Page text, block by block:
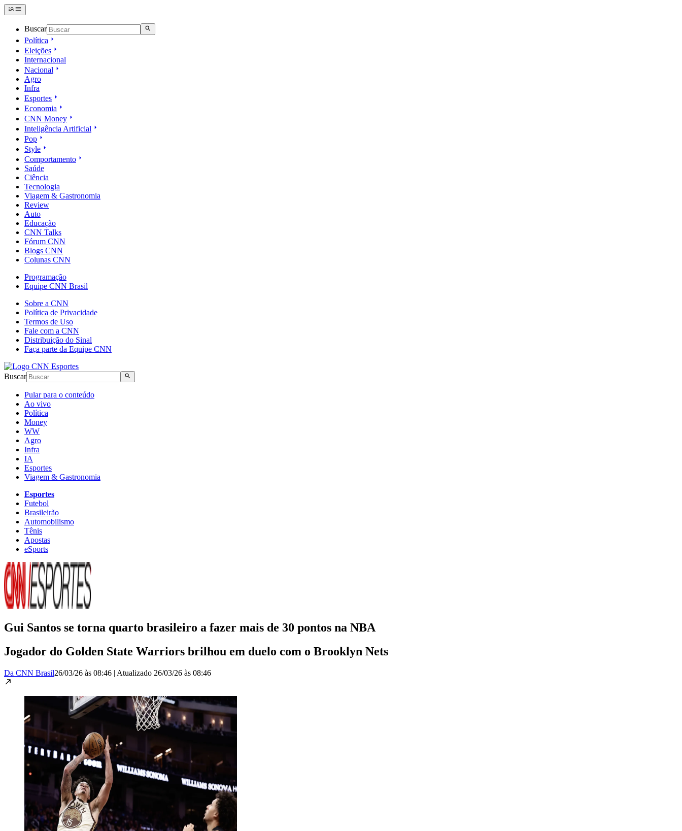
Buscar
Política
Eleições
Internacional
Nacional
Agro
Infra
Esportes
Economia
CNN Money
Inteligência Artificial
Pop
Style
Comportamento
Saúde
Ciência
Tecnologia
Viagem & Gastronomia
Review
Auto
Educação
CNN Talks
Fórum CNN
Blogs CNN
Colunas CNN
Programação
Equipe CNN Brasil
Sobre a CNN
Política de Privacidade
Termos de Uso
Fale com a CNN
Distribuição do Sinal
Faça parte da Equipe CNN
Buscar
Pular para o conteúdo
Ao vivo
Política
Money
WW
Agro
Infra
IA
Esportes
Viagem & Gastronomia
Esportes
Futebol
Brasileirão
Automobilismo
Tênis
Apostas
eSports
Gui Santos se torna quarto brasileiro a fazer mais de 30 pontos na NBA
Jogador do Golden State Warriors brilhou em duelo com o Brooklyn Nets
Da CNN Brasil26/03/26 às 08:46 | Atualizado 26/03/26 às 08:46